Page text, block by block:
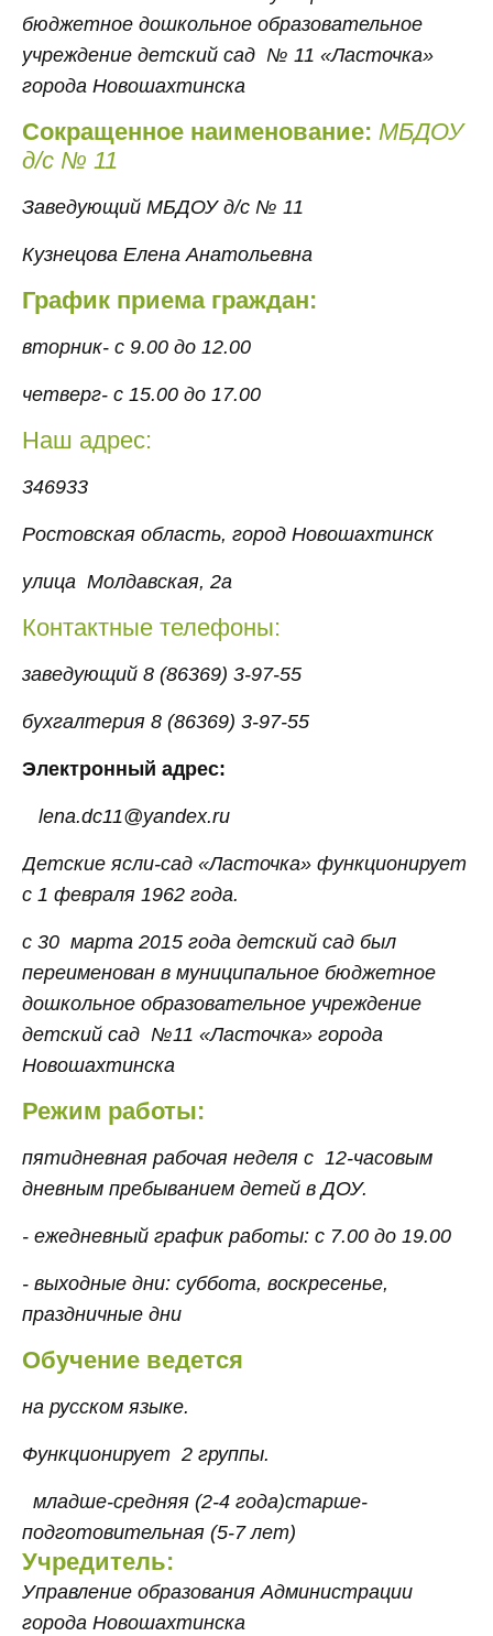
бюджетное дошкольное образовательное
учреждение детский сад № 11 «Ласточка»
города Новошахтинска
Сокращенное наименование: МБДОУ
д/с № 11
Заведующий МБДОУ д/с № 11
Кузнецова Елена Анатольевна
График приема граждан:
вторник- с 9.00 до 12.00
четверг- с 15.00 до 17.00
Наш адрес:
346933
Ростовская область, город Новошахтинск
улица Молдавская, 2а
Контактные телефоны:
заведующий 8 (86369) 3-97-55
бухгалтерия 8 (86369) 3-97-55
Электронный адрес:
lena.dc11@yandex.ru
Детские ясли-сад «Ласточка» функционирует
с 1 февраля 1962 года.
c 30 марта 2015 года детский сад был
переименован в муниципальное бюджетное
дошкольное образовательное учреждение
детский сад №11 «Ласточка» города
Новошахтинска
Режим работы:
пятидневная рабочая неделя с 12-часовым
дневным пребыванием детей в ДОУ.
- ежедневный график работы: с 7.00 до 19.00
- выходные дни: суббота, воскресенье,
праздничные дни
Обучение ведется
на русском языке.
Функционирует 2 группы.
младше-средняя (2-4 года)старше-
подготовительная (5-7 лет)
Учредитель:
Управление образования Администрации
города Новошахтинска